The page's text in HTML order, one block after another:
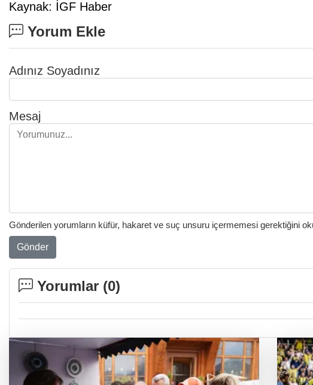
Kaynak: İGF Haber
Yorum Ekle
Adınız Soyadınız
Mesaj
Gönderilen yorumların küfür, hakaret ve suç unsuru içermemesi gerektiğini
Gönder
Yorumlar (0)